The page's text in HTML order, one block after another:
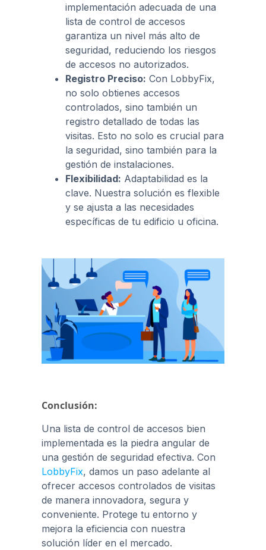
implementación adecuada de una
lista de control de accesos
garantiza un nivel más alto de
seguridad, reduciendo los riesgos
de accesos no autorizados.
Registro Preciso: Con LobbyFix,
no solo obtienes accesos
controlados, sino también un
registro detallado de todas las
visitas. Esto no solo es crucial para
la seguridad, sino también para la
gestión de instalaciones.
Flexibilidad: Adaptabilidad es la
clave. Nuestra solución es flexible
y se ajusta a las necesidades
específicas de tu edificio u oficina.
Conclusión:
Una lista de control de accesos bien
implementada es la piedra angular de
una gestión de seguridad efectiva. Con
LobbyFix, damos un paso adelante al
ofrecer accesos controlados de visitas
de manera innovadora, segura y
conveniente. Protege tu entorno y
mejora la eficiencia con nuestra
solución líder en el mercado.